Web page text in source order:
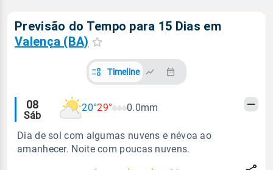
Previsão do Tempo para 15 Dias em
Valença (BA)
Timeline
Alertas
meteorológicos
08
Sáb
20°29° 0.0mm
Dia de sol com algumas nuvens e névoa ao
amanhecer. Noite com poucas nuvens.